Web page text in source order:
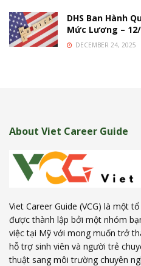
DHS Ban Hành
Mức Lương –
DECEMBER 24, 2025
About Viet Career Guide
Viet Career Guide (VCG) là một
được thành lập bởi một nhóm
việc tại Mỹ với mong muốn trở
hỗ trợ sinh viên và người trẻ
thuật sang môi trường chuyên